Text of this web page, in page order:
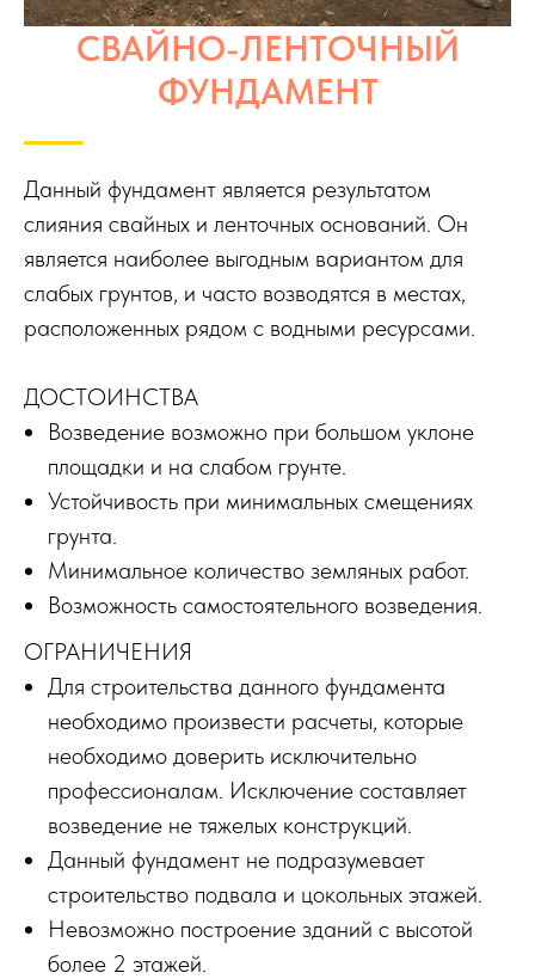
СВАЙНО-ЛЕНТОЧНЫЙ
ФУНДАМЕНТ
Данный фундамент является результатом
слияния свайных и ленточных оснований. Он
является наиболее выгодным вариантом для
слабых грунтов, и часто возводятся в местах,
расположенных рядом с водными ресурсами.
ДОСТОИНСТВА
Возведение возможно при большом уклоне
площадки и на слабом грунте.
Устойчивость при минимальных смещениях
грунта.
Минимальное количество земляных работ.
Возможность самостоятельного возведения.
ОГРАНИЧЕНИЯ
Для строительства данного фундамента
необходимо произвести расчеты, которые
необходимо доверить исключительно
профессионалам. Исключение составляет
возведение не тяжелых конструкций.
Данный фундамент не подразумевает
строительство подвала и цокольных этажей.
Невозможно построение зданий с высотой
более 2 этажей.